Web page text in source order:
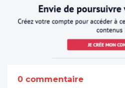
0 commentaire